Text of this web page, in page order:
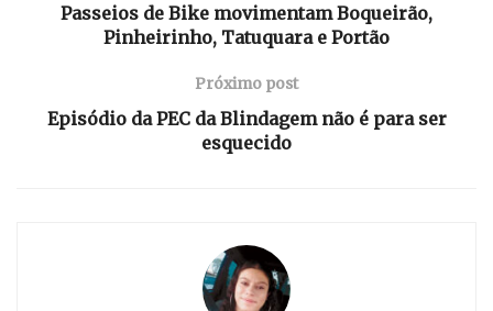
Passeios de Bike movimentam Boqueirão,
Pinheirinho, Tatuquara e Portão
Próximo post
Episódio da PEC da Blindagem não é para ser
esquecido